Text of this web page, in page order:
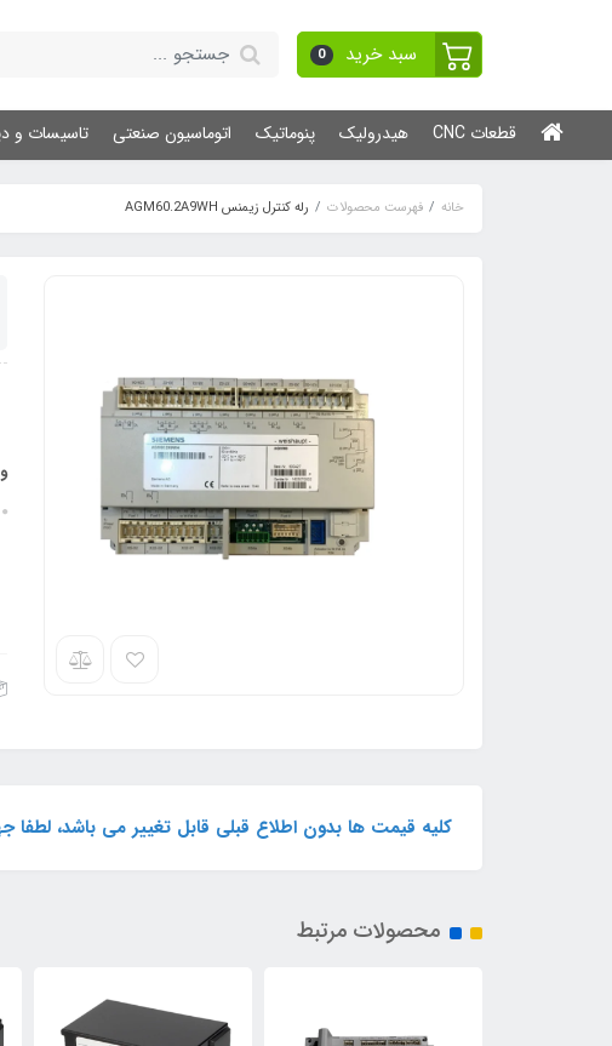
سبد خرید 0
قطعات CNC هیدرولیک پنوماتیک اتوماسیون صنعتی تاسیسات و
خانه فهرست محصولات رله کنترل زیمنس AGM60.2A9WH
کلیه قیمت ها بدون اطلاع قبلی قابل تغییر می باشد،
محصولات مرتبط